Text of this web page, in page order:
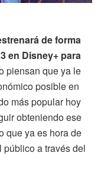
de forma
en Disney+ para
piensan que ya le
posible en
más popular hoy
obteniendo ese
que ya es hora de
público a través del